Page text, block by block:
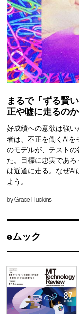
まるで「ずる賢い
正や嘘に走るのか
好成績への意欲は強
者は、不正を働くAIを
のモデルが、テスト
た。目標に忠実であ
は近道に走る。なぜ
よう。
byGrace Huckins
eムック